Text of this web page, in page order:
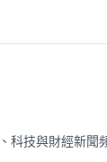
科技與財經新聞